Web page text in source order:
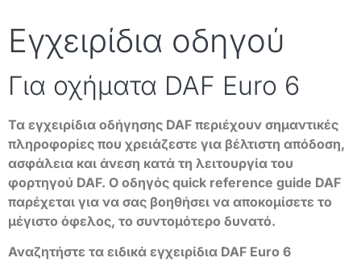
Εγχειρίδια οδηγού
Για οχήματα DAF Euro 6
Τα εγχειρίδια οδήγησης DAF περιέχουν σημαντικές
πληροφορίες που χρειάζεστε για βέλτιστη απόδοση,
ασφάλεια και άνεση κατά τη λειτουργία του
φορτηγού DAF. Ο οδηγός quick reference guide DAF
παρέχεται για να σας βοηθήσει να αποκομίσετε το
μέγιστο όφελος, το συντομότερο δυνατό.
Αναζητήστε τα ειδικά εγχειρίδια DAF Euro 6